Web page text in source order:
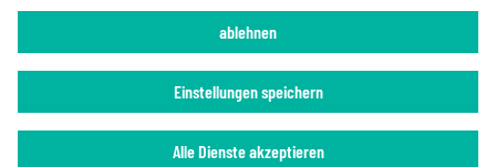
Impressum Datenschutz
Alle Dienste akzeptieren
Einstellungen speichern
ablehnen